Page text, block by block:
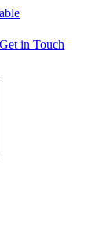
in Touch